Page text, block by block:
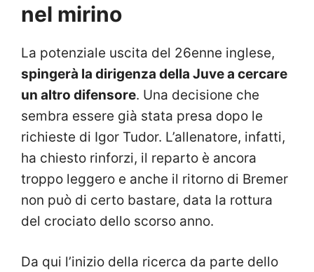
nel mirino
La potenziale uscita del 26enne inglese,
spingerà la dirigenza della Juve a cercare
un altro difensore. Una decisione che
sembra essere già stata presa dopo le
richieste di Igor Tudor. L’allenatore, infatti,
ha chiesto rinforzi, il reparto è ancora
troppo leggero e anche il ritorno di Bremer
non può di certo bastare, data la rottura
del crociato dello scorso anno.
Da qui l’inizio della ricerca da parte dello